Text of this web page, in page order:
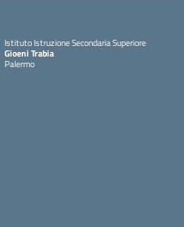
Istituto Istruzione Secondaria Superiore
Gioeni Trabia
Palermo